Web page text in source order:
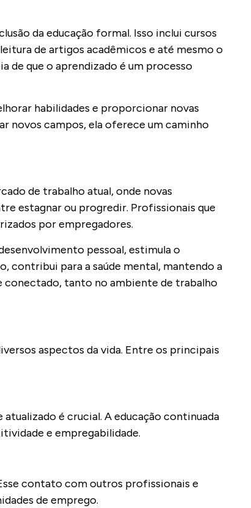
da educação formal. Isso inclui cursos
de artigos acadêmicos e até mesmo o
de que o aprendizado é um processo
habilidades e proporcionar novas
novos campos, ela oferece um caminho
de trabalho atual, onde novas
estagnar ou progredir. Profissionais que
por empregadores.
pessoal, estimula o
contribui para a saúde mental, mantendo a
conectado, tanto no ambiente de trabalho
aspectos da vida. Entre os principais
é crucial. A educação continuada
e empregabilidade.
contato com outros profissionais e
de emprego.